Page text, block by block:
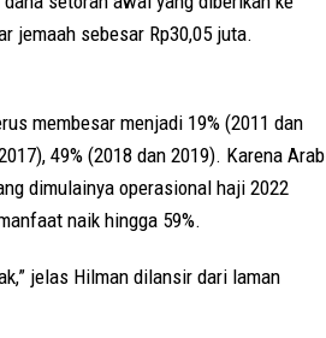
jemaah sebesar Rp30,05 juta.
membesar menjadi 19% (2011 dan
49% (2018 dan 2019). Karena Arab
dimulainya operasional haji 2022
naik hingga 59%.
jelas Hilman dilansir dari laman